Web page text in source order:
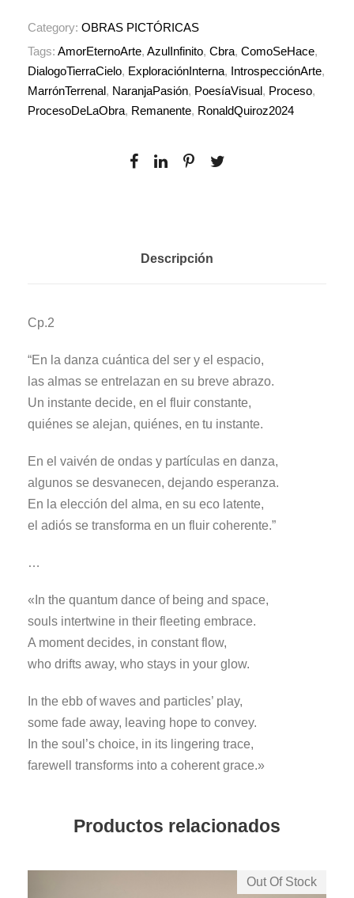
Category: OBRAS PICTÓRICAS
Tags: AmorEternoArte, AzulInfinito, Cbra, ComoSeHace,
DialogoTierraCielo, ExploraciónInterna, IntrospecciónArte,
MarrónTerrenal, NaranjaPasión, PoesíaVisual, Proceso,
ProcesoDeLaObra, Remanente, RonaldQuiroz2024
Descripción
Cp.2
“En la danza cuántica del ser y el espacio,
las almas se entrelazan en su breve abrazo.
Un instante decide, en el fluir constante,
quiénes se alejan, quiénes, en tu instante.
En el vaivén de ondas y partículas en danza,
algunos se desvanecen, dejando esperanza.
En la elección del alma, en su eco latente,
el adiós se transforma en un fluir coherente.”
…
«In the quantum dance of being and space,
souls intertwine in their fleeting embrace.
A moment decides, in constant flow,
who drifts away, who stays in your glow.
In the ebb of waves and particles’ play,
some fade away, leaving hope to convey.
In the soul’s choice, in its lingering trace,
farewell transforms into a coherent grace.»
Productos relacionados
Out Of Stock